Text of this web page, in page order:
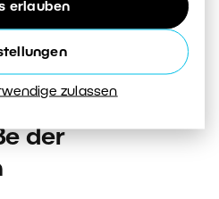
erlauben
zulassen
werden Sie hingegen
Produkten haben,
abplatzt.
der